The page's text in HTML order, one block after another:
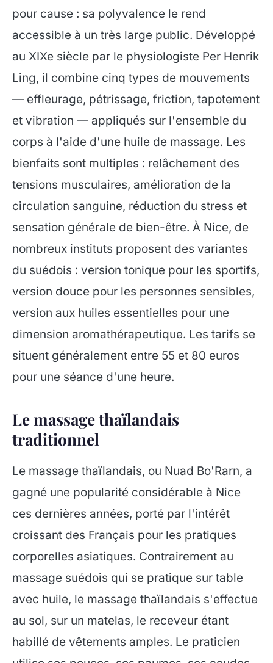
pour cause : sa polyvalence le rend
accessible à un très large public. Développé
au XIXe siècle par le physiologiste Per Henrik
Ling, il combine cinq types de mouvements
— effleurage, pétrissage, friction, tapotement
et vibration — appliqués sur l'ensemble du
corps à l'aide d'une huile de massage. Les
bienfaits sont multiples : relâchement des
tensions musculaires, amélioration de la
circulation sanguine, réduction du stress et
sensation générale de bien-être. À Nice, de
nombreux instituts proposent des variantes
du suédois : version tonique pour les sportifs,
version douce pour les personnes sensibles,
version aux huiles essentielles pour une
dimension aromathérapeutique. Les tarifs se
situent généralement entre 55 et 80 euros
pour une séance d'une heure.
Le massage thaïlandais
traditionnel
Le massage thaïlandais, ou Nuad Bo'Rarn, a
gagné une popularité considérable à Nice
ces dernières années, porté par l'intérêt
croissant des Français pour les pratiques
corporelles asiatiques. Contrairement au
massage suédois qui se pratique sur table
avec huile, le massage thaïlandais s'effectue
au sol, sur un matelas, le receveur étant
habillé de vêtements amples. Le praticien